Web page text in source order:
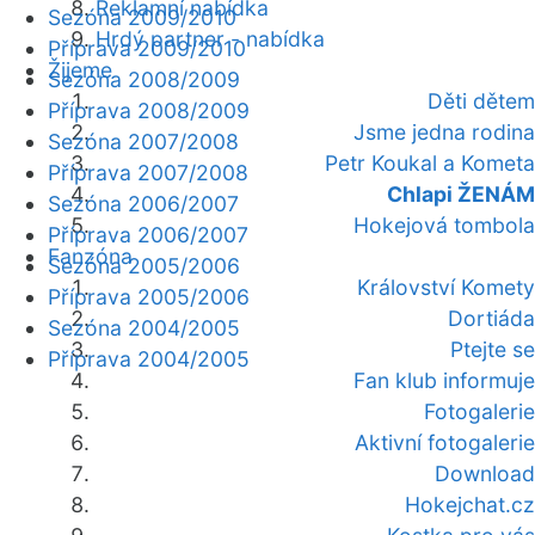
Reklamní nabídka
Hrdý partner - nabídka
Žijeme
Děti dětem
Jsme jedna rodina
Petr Koukal a Kometa
Chlapi ŽENÁM
Hokejová tombola
Fanzóna
Království Komety
Dortiáda
Ptejte se
Fan klub informuje
Fotogalerie
Aktivní fotogalerie
Download
Hokejchat.cz
Sezóna 2009/2010
Příprava 2009/2010
Sezóna 2008/2009
Příprava 2008/2009
Sezóna 2007/2008
Příprava 2007/2008
Sezóna 2006/2007
Příprava 2006/2007
Sezóna 2005/2006
Příprava 2005/2006
Sezóna 2004/2005
Příprava 2004/2005